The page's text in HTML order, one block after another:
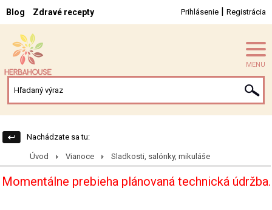
Blog Zdravé recepty Prihlásenie | Registrácia
MENU
Nachádzate sa tu:
Úvod Vianoce Sladkosti, salónky, mikuláše
Momentálne prebieha plánovaná technická údržba.